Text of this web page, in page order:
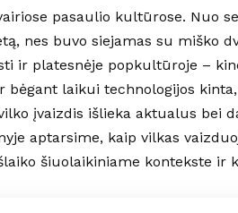
pasaulio kultūrose. Nuo
nes buvo siejamas su miško
ir platesnėje popkultūroje –
bėgant laikui technologijos
įvaizdis išlieka aktualus bei
aptarsime, kaip vilkas
šiuolaikiniame kontekste ir